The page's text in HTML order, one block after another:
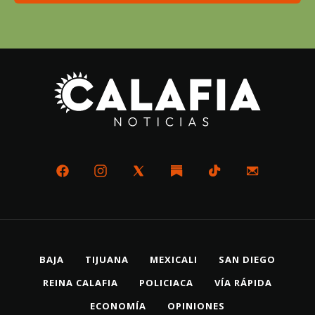
BAJA TIJUANA MEXICALI
SAN DIEGO
REINA CALAFIA
POLICIACA
VÍA RÁPIDA
ECONOMÍA
OPINIONES